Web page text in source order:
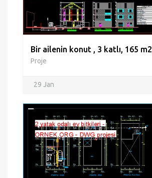
Bir ailenin konut , 3 katlı, 165 m2
Proje
29 Jan